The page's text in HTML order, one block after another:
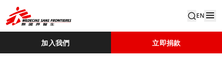
EN
加入我們 立即捐款